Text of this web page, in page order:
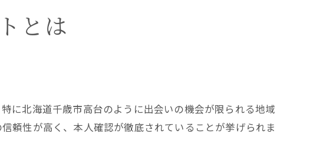
とは
に北海道千歳市高台のように出会いの機会が限られる地域
頼性が高く、本人確認が徹底されていることが挙げられま